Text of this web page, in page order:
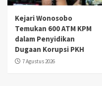
Kejari Wonosobo
Temukan 600 ATM KPM
dalam Penyidikan
Dugaan Korupsi PKH
7 Agustus 2026